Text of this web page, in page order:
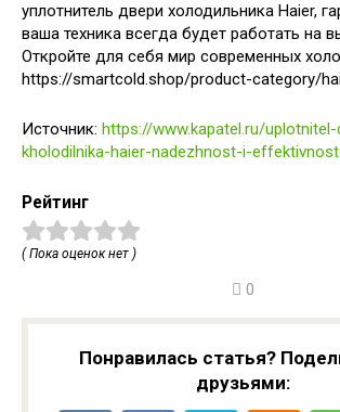
уплотнитель двери холодильника Haier,
ваша техника всегда будет работать на
Откройте для себя мир современных
https://smartcold.shop/product-category/
Источник: https://www.kapatel.ru/uplotnitel-
kholodilnika-haier-nadezhnost-i-effektivnost
Рейтинг
( Пока оценок нет )
0
Понравилась статья?
друзьями: